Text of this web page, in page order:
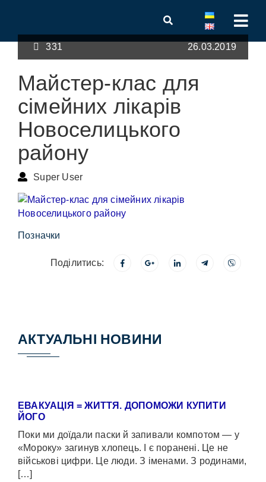
331 26.03.2019
Майстер-клас для
сімейних лікарів
Новоселицького
району
Super User
Позначки
Поділитись:
АКТУАЛЬНІ НОВИНИ
ЕВАКУАЦІЯ = ЖИТТЯ. ДОПОМОЖИ КУПИТИ
ЙОГО
Поки ми доїдали паски й запивали компотом — у
«Мороку» загинув хлопець. І є поранені. Це не
військові цифри. Це люди. З іменами. З родинами,
[…]